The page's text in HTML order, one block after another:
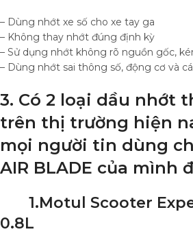
– Dùng nhớt xe số cho xe tay ga
– Không thay nhớt đúng định kỳ
– Sử dụng nhớt không rõ nguồn gốc,
– Dùng nhớt sai thông số, động cơ và
3. Có 2 loại dầu nhớt
trên thị trường hiện
mọi người tin dùng
AIR BLADE của mình
1.Motul Scooter
0.8L